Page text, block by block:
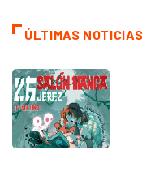
ÚLTIMAS NOTICIAS